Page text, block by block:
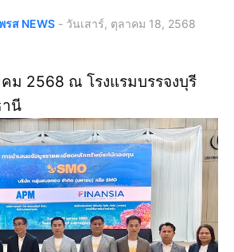
รส NEWS - วันเสาร์, ตุลาคม 18, 2568
ม 2568 ณ โรงแรมบรรจงบุรี
นี